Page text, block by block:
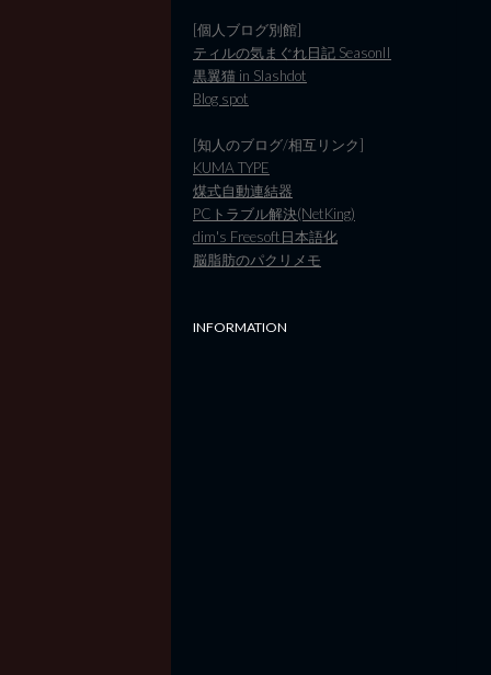
[個人ブログ別館]
ティルの気まぐれ日記 SeasonII
黒翼猫 in Slashdot
Blog spot
[知人のブログ/相互リンク]
KUMA TYPE
煤式自動連結器
PCトラブル解決(NetKing)
dim's Freesoft日本語化
脳脂肪のパクリメモ
INFORMATION